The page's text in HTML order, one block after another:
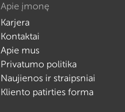
Apie įmonę
Karjera
Kontaktai
Apie mus
Privatumo politika
Naujienos ir straipsniai
Kliento patirties forma